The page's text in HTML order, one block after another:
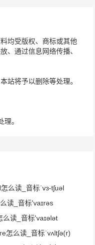
均受版权、商标或其他
、通过信息网络传播、
站将予以删除等处理。
。
么读_音标ˈvɜ-tʃuəl
读_音标'vaɪrəs
读_音标'vaɪələt
怎么读_音标ˈvʌltʃə(r)